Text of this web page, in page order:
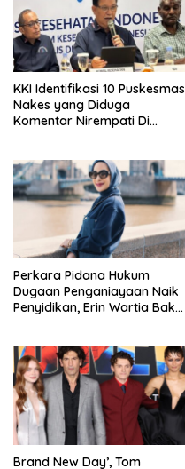
KKI Identifikasi 10 Puskesmas
Nakes yang Diduga
Komentar Nirempati Di
Perkara Pidana Hukum
Dugaan Penganiayaan Naik
Penyidikan, Erin Wartia Bakal
Brand New Day’, Tom